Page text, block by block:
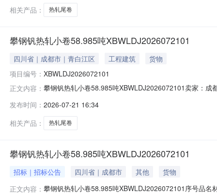
相关产品：
热轧尾卷
攀钢钒热轧小卷58.985吨XBWLDJ2026072101
四川省｜成都市｜青白江区 工程建筑
货物
项目编号： XBWLDJ2026072101
正文内容： 攀钢钒热轧小卷58.985吨XBWLDJ2026072101卖家：
钢钒1/2.275轧烂(因非计划产品的特殊性，可能存在与
发布时间： 2026-07-21 16:34
相关产品：
热轧尾卷
攀钢钒热轧小卷58.985吨XBWLDJ2026072101
招标｜招标公告 四川省｜成都市 其他
货物
正文内容： 攀钢钒热轧小卷58.985吨XBWLDJ2026072101序号品